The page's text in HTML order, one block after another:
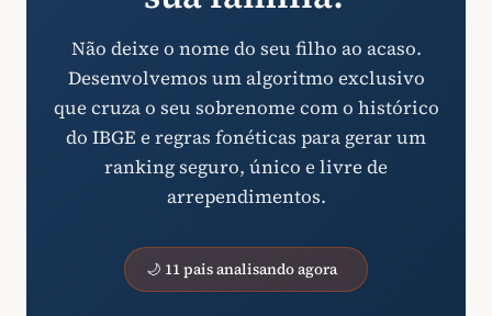
Não deixe o nome do seu filho ao acaso.
Desenvolvemos um algoritmo exclusivo
que cruza o seu sobrenome com o histórico
do IBGE e regras fonéticas para gerar um
ranking seguro, único e livre de
arrependimentos.
🌙 11 pais analisando agora